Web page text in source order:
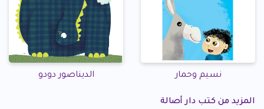
نسيم وحمار الديناصور دودو
المزيد من كتب دار أصالة